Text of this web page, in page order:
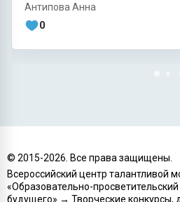
Антипова Анна
0
© 2015-2026 . Все права защищены.
Всероссийский центр талантливой
«Образовательно-
будущего» → Творческие конкурсы,